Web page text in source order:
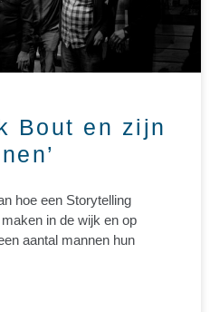
Bout en zijn
hoe een Storytelling
in de wijk en op
aantal mannen hun